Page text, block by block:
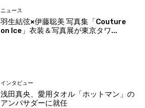
ニュース
羽生結弦×伊藤聡美 写真集「Couture
on Ice」衣装＆写真展が東京タワ...
インタビュー
浅田真央、愛用タオル「ホットマン」の
アンバサダーに就任